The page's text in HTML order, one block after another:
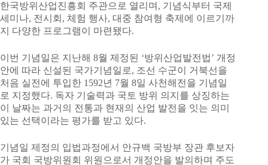
한국방위산업진흥회 주관으로 열리며, 기념식부터 국제
세미나, 전시회, 체험 행사, 대중 참여형 축제에 이르기까
지 다양한 프로그램이 마련됐다.
이번 기념일은 지난해 8월 제정된 ‘방위산업발전법’ 개정
안에 따라 신설된 국가기념일로, 조선 수군이 거북선을
처음 실전에 투입한 1592년 7월 8일 사천해전을 기념일
로 지정했다. 독자 기술력과 국토 방위 의지를 상징하는
이 날짜는 과거의 전통과 현재의 산업 발전을 잇는 의미
있는 선택이라는 평가를 받고 있다.
기념일 제정의 입법과정에서 안규백 국방부 장관 후보자
가 국회 국방위원회 위원으로서 개정안을 발의하며 주도